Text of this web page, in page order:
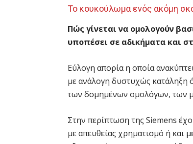
Το κουκούλωμα ενός ακόμη
Πώς γίνεται να ομολογούν
υποπέσει σε αδικήματα και
Εύλογη απορία η οποία
με ανάλογη δυστυχώς κατάληξη
των δομημένων ομολόγων, των
Στην περίπτωση της Siemens
με απευθείας χρηματισμό ή και